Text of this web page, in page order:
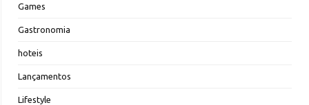
Games
Gastronomia
hoteis
Lançamentos
Lifestyle